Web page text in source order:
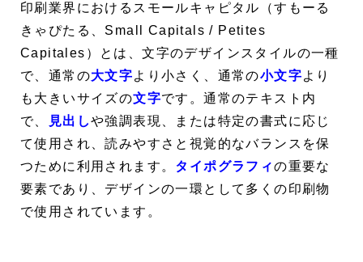
印刷業界における スモールキャピタル
（すもーる
きゃぴたる、 Small Capitals / Petites
Capitales ）とは、文字のデザインスタイルの一種
で、通常の大文字より小さく、通常の小文字より
も大きいサイズの文字です。通常のテキスト内
で、
見出しや強調表現、または特定の書式に応じ
て使用され、読みやすさと視覚的なバランスを保
つために利用されます。 タイポグラフィの重要な
要素であり、デザインの一環として多くの印刷物
で使用されています。